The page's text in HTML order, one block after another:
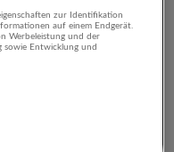
zur Identifikation
auf einem Endgerät.
Werbeleistung und der
sowie Entwicklung und